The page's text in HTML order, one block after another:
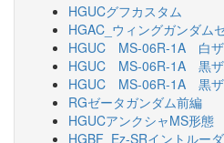
HGUCグフカスタム
HGAC_ウィングガンダム
HGUC MS-06R-1A 白
HGUC MS-06R-1A 黒
HGUC MS-06R-1A 黒
RGゼータガンダム前編
HGUCアンクシャMS形態
HGBF_Ez-SRイントルー